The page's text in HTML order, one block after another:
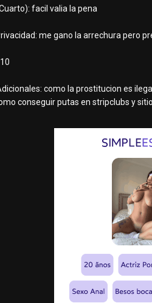
facil valia la pena
me gano la arrechura pero
como la prostitucion es
conseguir putas en stripclubs y